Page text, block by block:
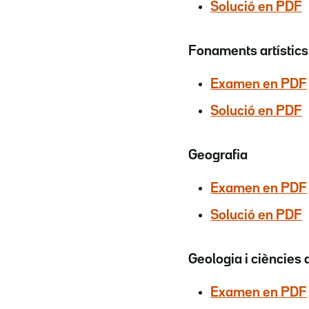
Solució en PDF
Fonaments artístics
Examen en PDF
Solució en PDF
Geografia
Examen en PDF
Solució en PDF
Geologia i ciències
Examen en PDF